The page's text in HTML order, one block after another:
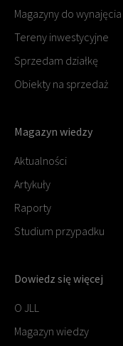
Magazyny do wynajęcia
Tereny inwestycyjne
Sprzedam działkę
Obiekty na sprzedaż
Magazyn wiedzy
Aktualności
Artykuły
Raporty
Studium przypadku
Dowiedz się więcej
O JLL
Magazyn wiedzy